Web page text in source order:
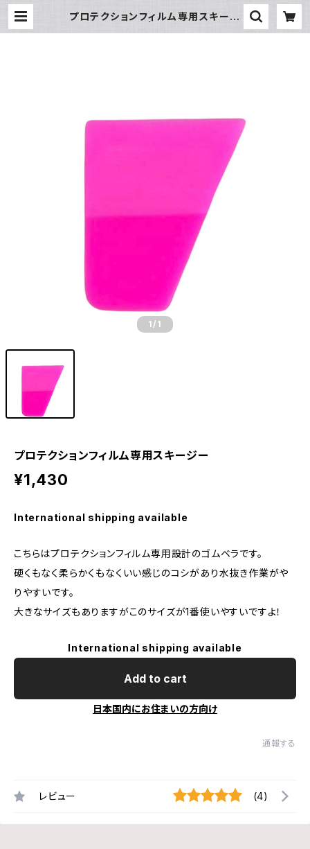
プロテクションフィルム専用スキージ
1 /1
プロテクションフィルム専用スキージー
¥1,430
International shipping available
こちらはプロテクションフィルム専用設計のゴムベラです。
硬くもなく柔らかくもなくいい感じのコシがあり水抜き作業がや
りやすいです。
大きなサイズもありますがこのサイズが1番使いやすいですよ！
International shipping available
Add to cart
日本国内にお住まいの方向け
通報する
レビュー (4)